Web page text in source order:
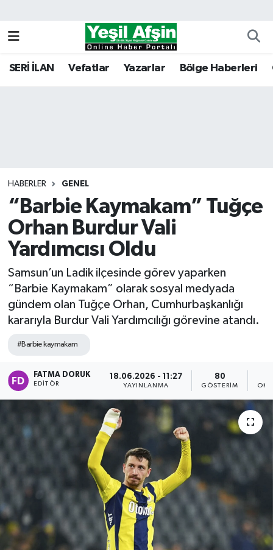
SERİ İLAN Vefatlar Yazarlar Bölge Haberleri
HABERLER GENEL
“Barbie Kaymakam” Tuğçe
Orhan Burdur Vali
Yardımcısı Oldu
Samsun’un Ladik ilçesinde görev yaparken
“Barbie Kaymakam” olarak sosyal medyada
gündem olan Tuğçe Orhan, Cumhurbaşkanlığı
kararıyla Burdur Vali Yardımcılığı görevine atandı.
#Barbie kaymakam
FATMA DORUK
EDITÖR
18.06.2026 - 11:27
YAYINLANMA
80
GÖSTERIM
Kahramanmaraş Nöbetçi Eczaneler
Tüm Manşetler
Son Dakika Haberleri